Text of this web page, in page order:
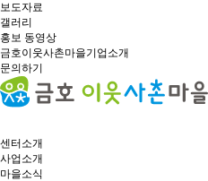
보도자료
갤러리
홍보 동영상
금호이웃사촌마을기업소개
문의하기
센터소개
사업소개
마을소식